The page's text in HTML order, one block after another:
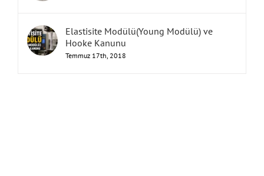
Elastisite Modülü(Young Modülü) ve
Hooke Kanunu
Temmuz 17th, 2018